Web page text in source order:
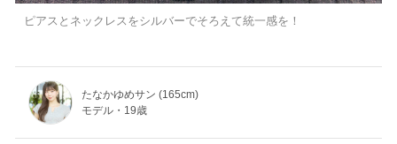
ピアスとネックレスをシルバーでそろえて統一感を！
たなかゆめサン (165cm)
モデル・19歳